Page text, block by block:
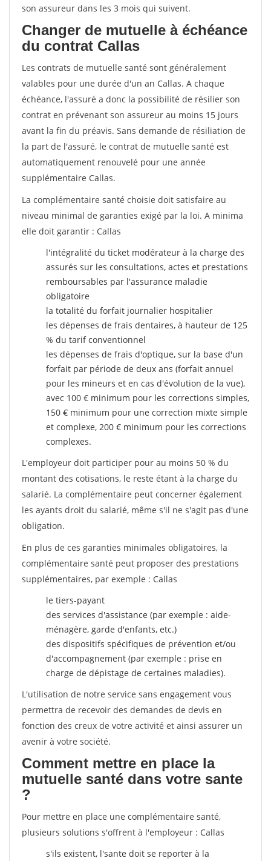
son assureur dans les 3 mois qui suivent.
Changer de mutuelle à échéance
du contrat Callas
Les contrats de mutuelle santé sont généralement
valables pour une durée d'un an Callas. A chaque
échéance, l'assuré a donc la possibilité de résilier son
contrat en prévenant son assureur au moins 15 jours
avant la fin du préavis. Sans demande de résiliation de
la part de l'assuré, le contrat de mutuelle santé est
automatiquement renouvelé pour une année
supplémentaire Callas.
La complémentaire santé choisie doit satisfaire au
niveau minimal de garanties exigé par la loi. A minima
elle doit garantir : Callas
l'intégralité du ticket modérateur à la charge des
assurés sur les consultations, actes et prestations
remboursables par l'assurance maladie
obligatoire
la totalité du forfait journalier hospitalier
les dépenses de frais dentaires, à hauteur de 125
% du tarif conventionnel
les dépenses de frais d'optique, sur la base d'un
forfait par période de deux ans (forfait annuel
pour les mineurs et en cas d'évolution de la vue),
avec 100 € minimum pour les corrections simples,
150 € minimum pour une correction mixte simple
et complexe, 200 € minimum pour les corrections
complexes.
L'employeur doit participer pour au moins 50 % du
montant des cotisations, le reste étant à la charge du
salarié. La complémentaire peut concerner également
les ayants droit du salarié, même s'il ne s'agit pas d'une
obligation.
En plus de ces garanties minimales obligatoires, la
complémentaire santé peut proposer des prestations
supplémentaires, par exemple : Callas
le tiers-payant
des services d'assistance (par exemple : aide-
ménagère, garde d'enfants, etc.)
des dispositifs spécifiques de prévention et/ou
d'accompagnement (par exemple : prise en
charge de dépistage de certaines maladies).
L'utilisation de notre service sans engagement vous
permettra de recevoir des demandes de devis en
fonction des creux de votre activité et ainsi assurer un
avenir à votre société.
Comment mettre en place la
mutuelle santé dans votre sante
?
Pour mettre en place une complémentaire santé,
plusieurs solutions s'offrent à l'employeur : Callas
s'ils existent, l'sante doit se reporter à la